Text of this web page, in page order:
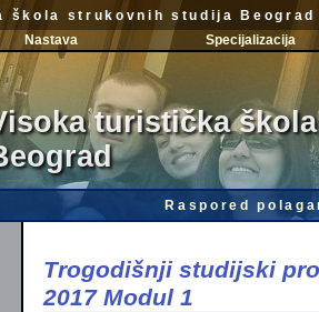
škola strukovnih studija Beograd
Nastava Specijalizacija
turistička
Raspored
Trogodišnji studijski
2017 Modul 1